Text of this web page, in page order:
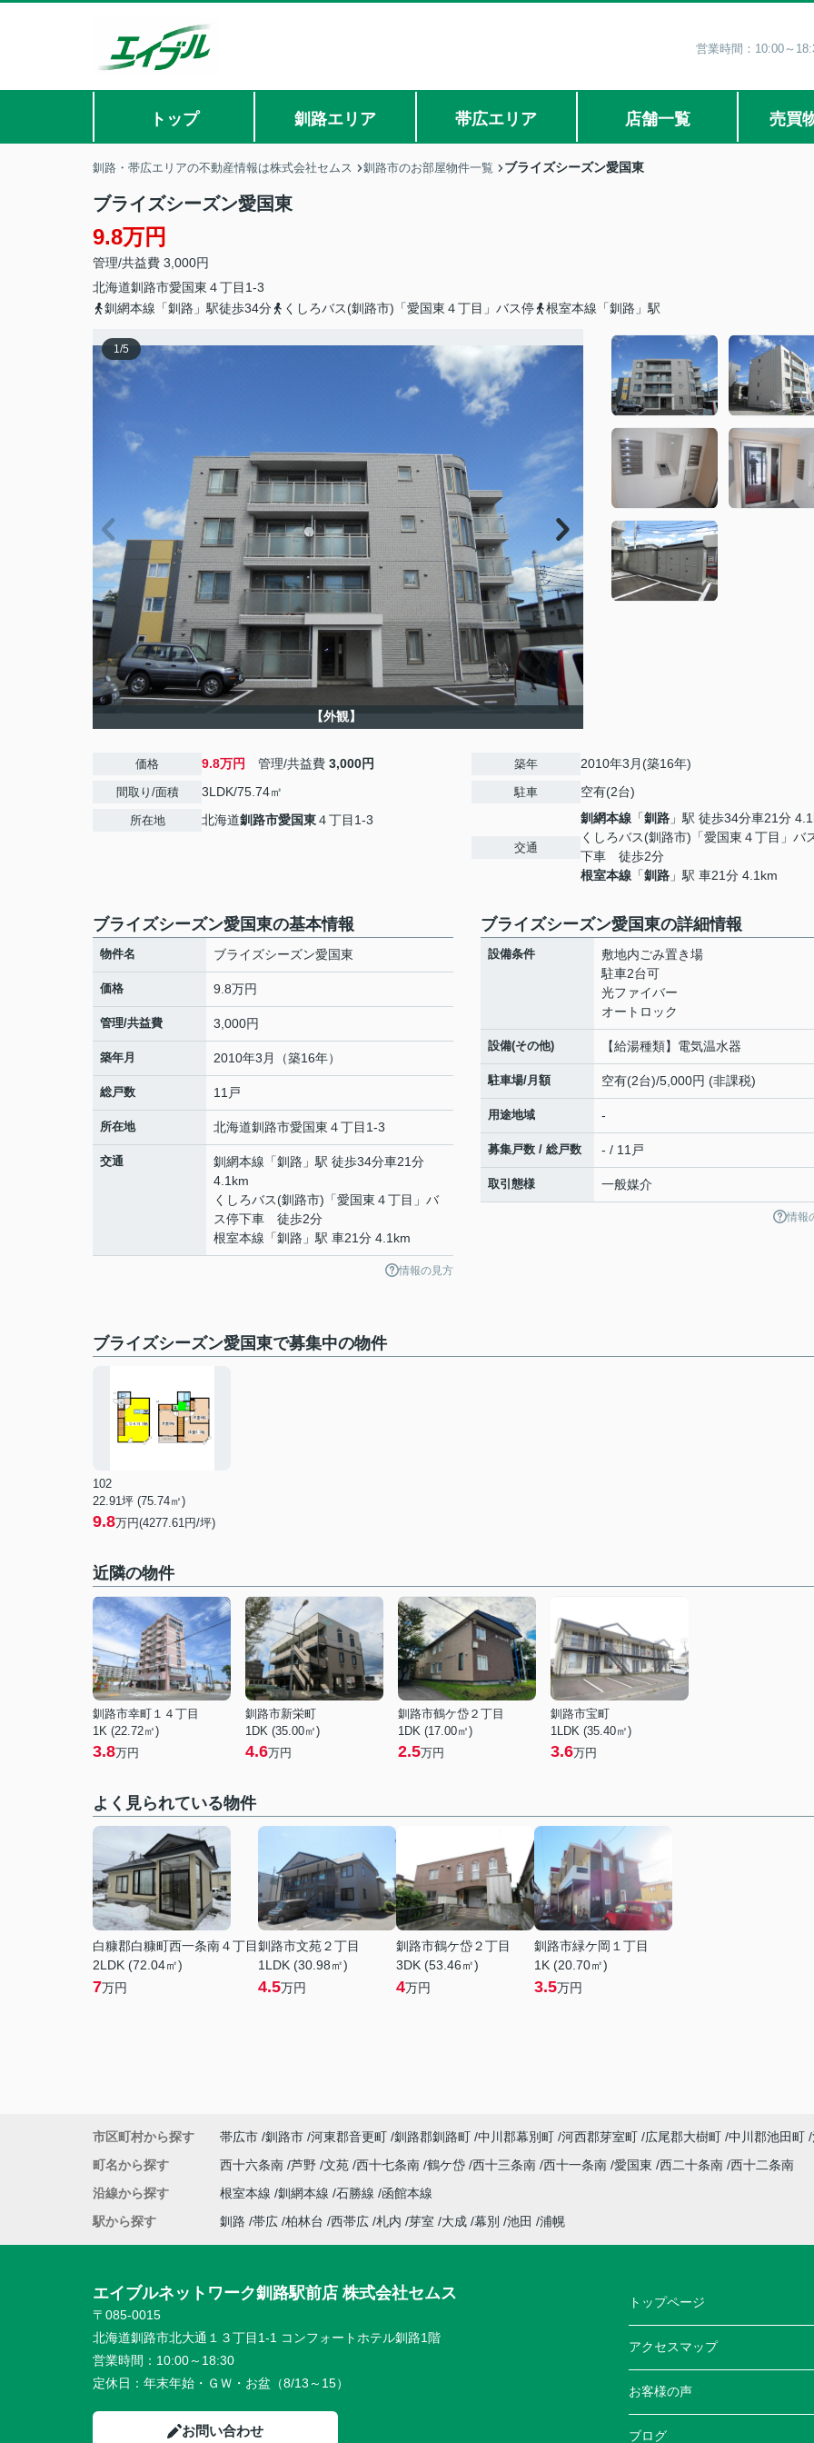
営業時間：10:00～
トップ 釧路エリア 帯広エリア 店舗一覧 売買
釧路・帯広エリアの不動産情報は株式会社セムス 釧路市のお部屋物件一覧 ブライズシーズン愛国東
ブライズシーズン愛国東
9.8万円
管理/共益費 3,000円
北海道釧路市愛国東 ４丁目1-3
釧網本線「釧路」駅徒歩34分
くしろバス(釧路市)「愛国東４丁目」バス停 根室本線「釧路」駅
1/5
【外観】
価格 9.8万円 管理/共益費 3,000円
間取り/面積 3LDK/75.74㎡
所在地 北海道釧路市愛国東４丁目1-3
築年 2010年3月(築16年)
駐車 空有(2台)
交通
釧網本線 「釧路 」駅 徒歩34分車21分
くしろバス(釧路市)「愛国東４丁目」バ
下車 徒歩2分
根室本線 「釧路 」駅 車21分 4.1km
ブライズシーズン愛国東の基本情報
物件名 ブライズシーズン愛国東
価格 9.8万円
管理/共益費 3,000円
築年月 2010年3月（築16年）
総戸数 11戸
所在地 北海道釧路市愛国東 ４丁目1-3
交通 釧網本線 「釧路 」駅 徒歩34分車21分
4.1km
くしろバス(釧路市)「愛国東４丁目」バ
ス停下車 徒歩2分
根室本線 「釧路 」駅 車21分 4.1km
情報の見方
ブライズシーズン愛国東の詳細情報
設備条件
敷地内ごみ置き場
駐車2台可
光ファイバー
オートロック
設備(その他) 【給湯種類】電気温水器
駐車場/月額 空有(2台)/5,000円 (非課税)
用途地域 -
募集戸数 / 総戸数 - / 11戸
取引態様 一般媒介
情報
ブライズシーズン愛国東で募集中の物件
102
22.91坪 (75.74㎡)
9.8万円(4277.61円/坪)
近隣の物件
釧路市幸町１４丁目
1K (22.72㎡)
3.8万円
釧路市新栄町
1DK (35.00㎡)
4.6万円
釧路市鶴ケ岱２丁目
1DK (17.00㎡)
2.5万円
釧路市宝町
1LDK (35.40㎡)
3.6万円
よく見られている物件
白糠郡白糠町西一条南４丁目
2LDK (72.04㎡)
7万円
釧路市文苑２丁目
1LDK (30.98㎡)
4.5万円
釧路市鶴ケ岱２丁目
3DK (53.46㎡)
4万円
釧路市緑ケ岡１丁目
1K (20.70㎡)
3.5万円
市区町村から探す 帯広市 釧路市 河東郡音更町 釧路郡釧路町 中川郡幕別町 河西郡芽室町 広尾郡大樹町 中川郡池田町
町名から探す
西十六条南 芦野 文苑 西十七条南 鶴ケ岱 西十三条南 西十一条南 愛国東 西二十条南 西十二条南
沿線から探す
根室本線 釧網本線 石勝線
函館本線
駅から探す
釧路 帯広 柏林台 西帯広 札内 芽室 大成 幕別 池田 浦幌
エイブルネットワーク釧路駅前店 株式会社セムス
〒085-0015
北海道釧路市北大通１３丁目1-1 コンフォートホテル釧路1階
営業時間： 10:00～18:30
定休日： 年末年始・ＧＷ・お盆（8/13～15）
お問い合わせ
トップページ
アクセスマップ
お客様の声
ブログ